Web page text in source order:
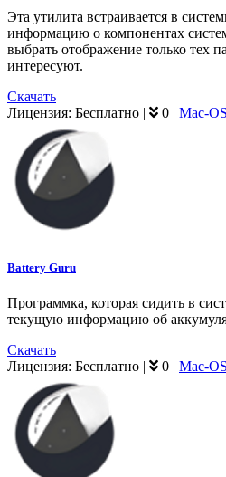
Эта утилита встраивается в
информацию о компонентах
выбрать отображение только тех
интересуют.
Скачать
Лицензия: Бесплатно | 0 | Mac-OS
Battery Guru
Программка, которая сидить в
текущую информацию об
Скачать
Лицензия: Бесплатно | 0 | Mac-OS